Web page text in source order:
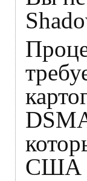
США